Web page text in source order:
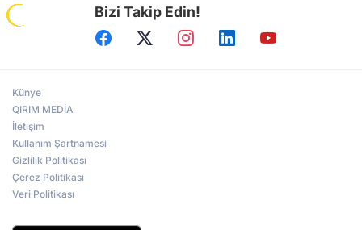
Bizi Takip Edin!
Künye
QIRIM MEDİA
İletişim
Kullanım Şartnamesi
Gizlilik Politikası
Çerez Politikası
Veri Politikası